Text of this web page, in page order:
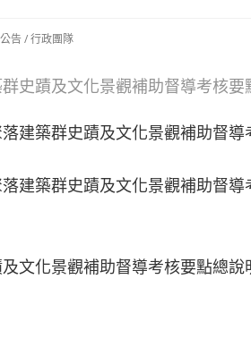
告/行政團隊
史蹟及文化景觀補助督導考核要
建築群史蹟及文化景觀補助督
建築群史蹟及文化景觀補助督
文化景觀補助督導考核要點總說